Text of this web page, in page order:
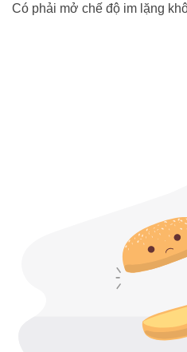
Có phải mở chế độ im lặng